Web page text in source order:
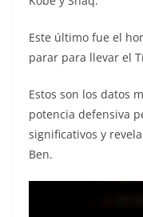
Este último fue el
parar para llevar el
Estos son los datos
potencia defensiva
significativos y
Ben.